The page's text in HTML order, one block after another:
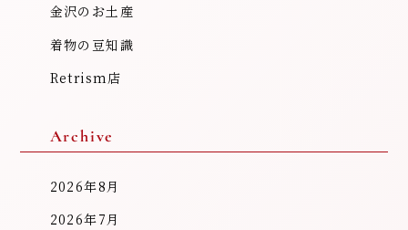
金沢のお土産
着物の豆知識
Retrism店
Archive
2026年8月
2026年7月